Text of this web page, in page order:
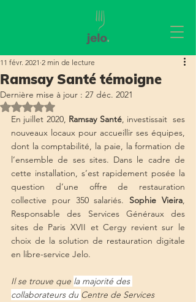
Ramsay Santé témoigne
11 févr. 2021 2 min de lecture
Dernière mise à jour : 27 déc. 2021
Noté NaN étoiles sur 5.
En juillet 2020, Ramsay Santé, investissait  ses
nouveaux locaux pour accueillir ses équipes,
dont la comptabilité, la paie, la formation de
l’ensemble de ses sites. Dans le cadre de
cette installation, s’est rapidement posée la
question d’une offre de restauration
collective pour 350 salariés. Sophie Vieira,
Responsable des Services Généraux des
sites de Paris XVII et Cergy revient sur le
choix de la solution de restauration digitale
en libre-service Jelo.
Il se trouve que la majorité des
collaborateurs du Centre de Services